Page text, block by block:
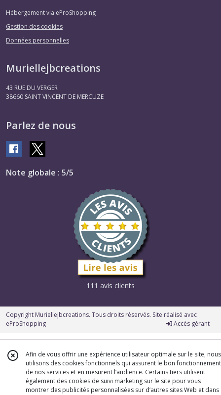
Hébergement via eProShopping
Gestion des cookies
Données personnelles
Muriellejbcreations
43 RUE DU VERGER
38660 SAINT VINCENT DE MERCUZE
Parlez de nous
Note globale : 5/5
111 avis clients
Copyright Muriellejbcreations. Tous droits réservés. Site réalisé avec
eProShopping
Accès gérant
Afin de vous offrir une expérience utilisateur optimale sur le site, nous
utilisons des cookies fonctionnels qui assurent le bon fonctionnement
de nos services et en mesurent l’audience. Certains tiers utilisent
également des cookies de suivi marketing sur le site pour vous
montrer des publicités personnalisées sur d’autres sites Web et dans